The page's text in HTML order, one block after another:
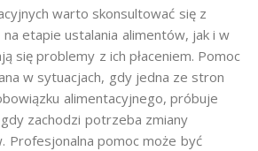
warto skonsultować się z
etapie ustalania alimentów, jak i w
się problemy z ich płaceniem. Pomoc
w sytuacjach, gdy jedna ze stron
alimentacyjnego, próbuje
gdy zachodzi potrzeba zmiany
Profesjonalna pomoc może być